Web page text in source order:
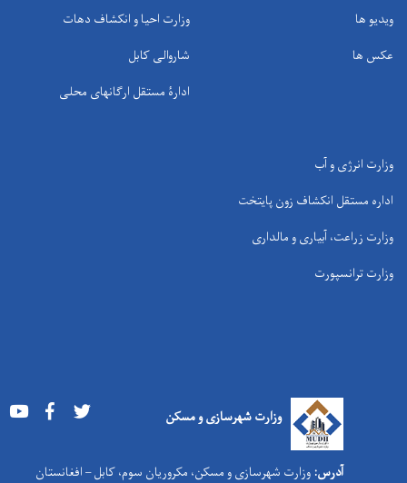
ویدیو ها
عکس ها
وزارت احیا و انکشاف دهات
شاروالی کابل
ادارۀ مستقل ارگانهای محلی
وزارت انرژی و آب
اداره مستقل انکشاف زون پایتخت
وزارت زراعت، آبیاری و مالداری
وزارت ترانسپورت
وزارت شهرسازی و مسکن Youtube Facebook
آدرس: وزارت شهرسازی و مسکن، مکروریان سوم، کابل – افغانستان